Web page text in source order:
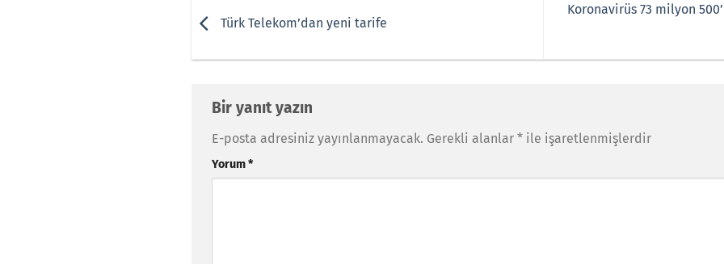
Türk Telekom’dan yeni tarife
Koronavirüs 73 milyon
Bir yanıt yazın
E-posta adresiniz yayınlanmayacak. Gerekli alanlar * ile işaretlenmişlerdir
Yorum*